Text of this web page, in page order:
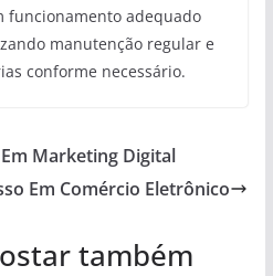
funcionamento adequado
manutenção regular e
conforme necessário.
Marketing Digital
Em Comércio Eletrônico
também